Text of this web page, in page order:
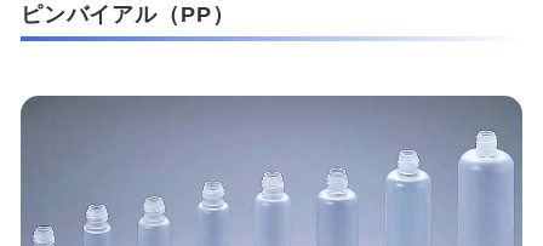
ピンバイアル（PP）